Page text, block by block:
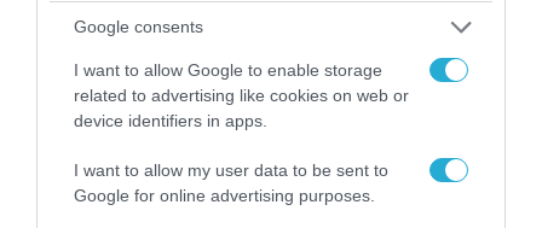
Google consents
I want to allow Google to enable storage
related to advertising like cookies on web or
device identifiers in apps.
I want to allow my user data to be sent to
Google for online advertising purposes.
Ο Γιάννης Αλαφούζος «τέλειωσε» τον